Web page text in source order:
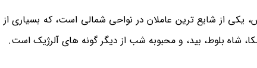
از شایع ترین عاملان در نواحی شمالی است، که بسیاری از
شاه بلوط، بید، و محبوبه شب از دیگر گونه های آلرژیک است.